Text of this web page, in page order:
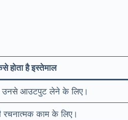
होता है इस्तेमाल
उनसे आउटपुट लेने के लिए।
रचनात्मक काम के लिए।